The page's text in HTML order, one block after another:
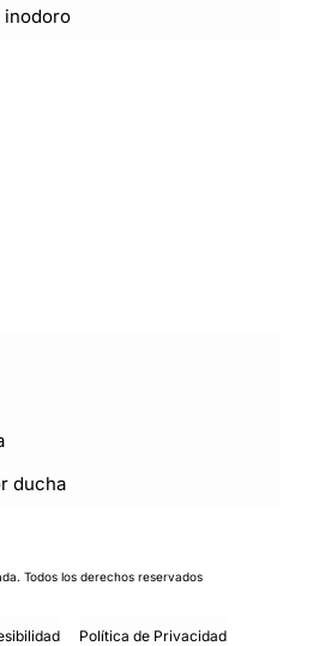
inodoro
ducha
Política de Privacidad
Todos los derechos reservados